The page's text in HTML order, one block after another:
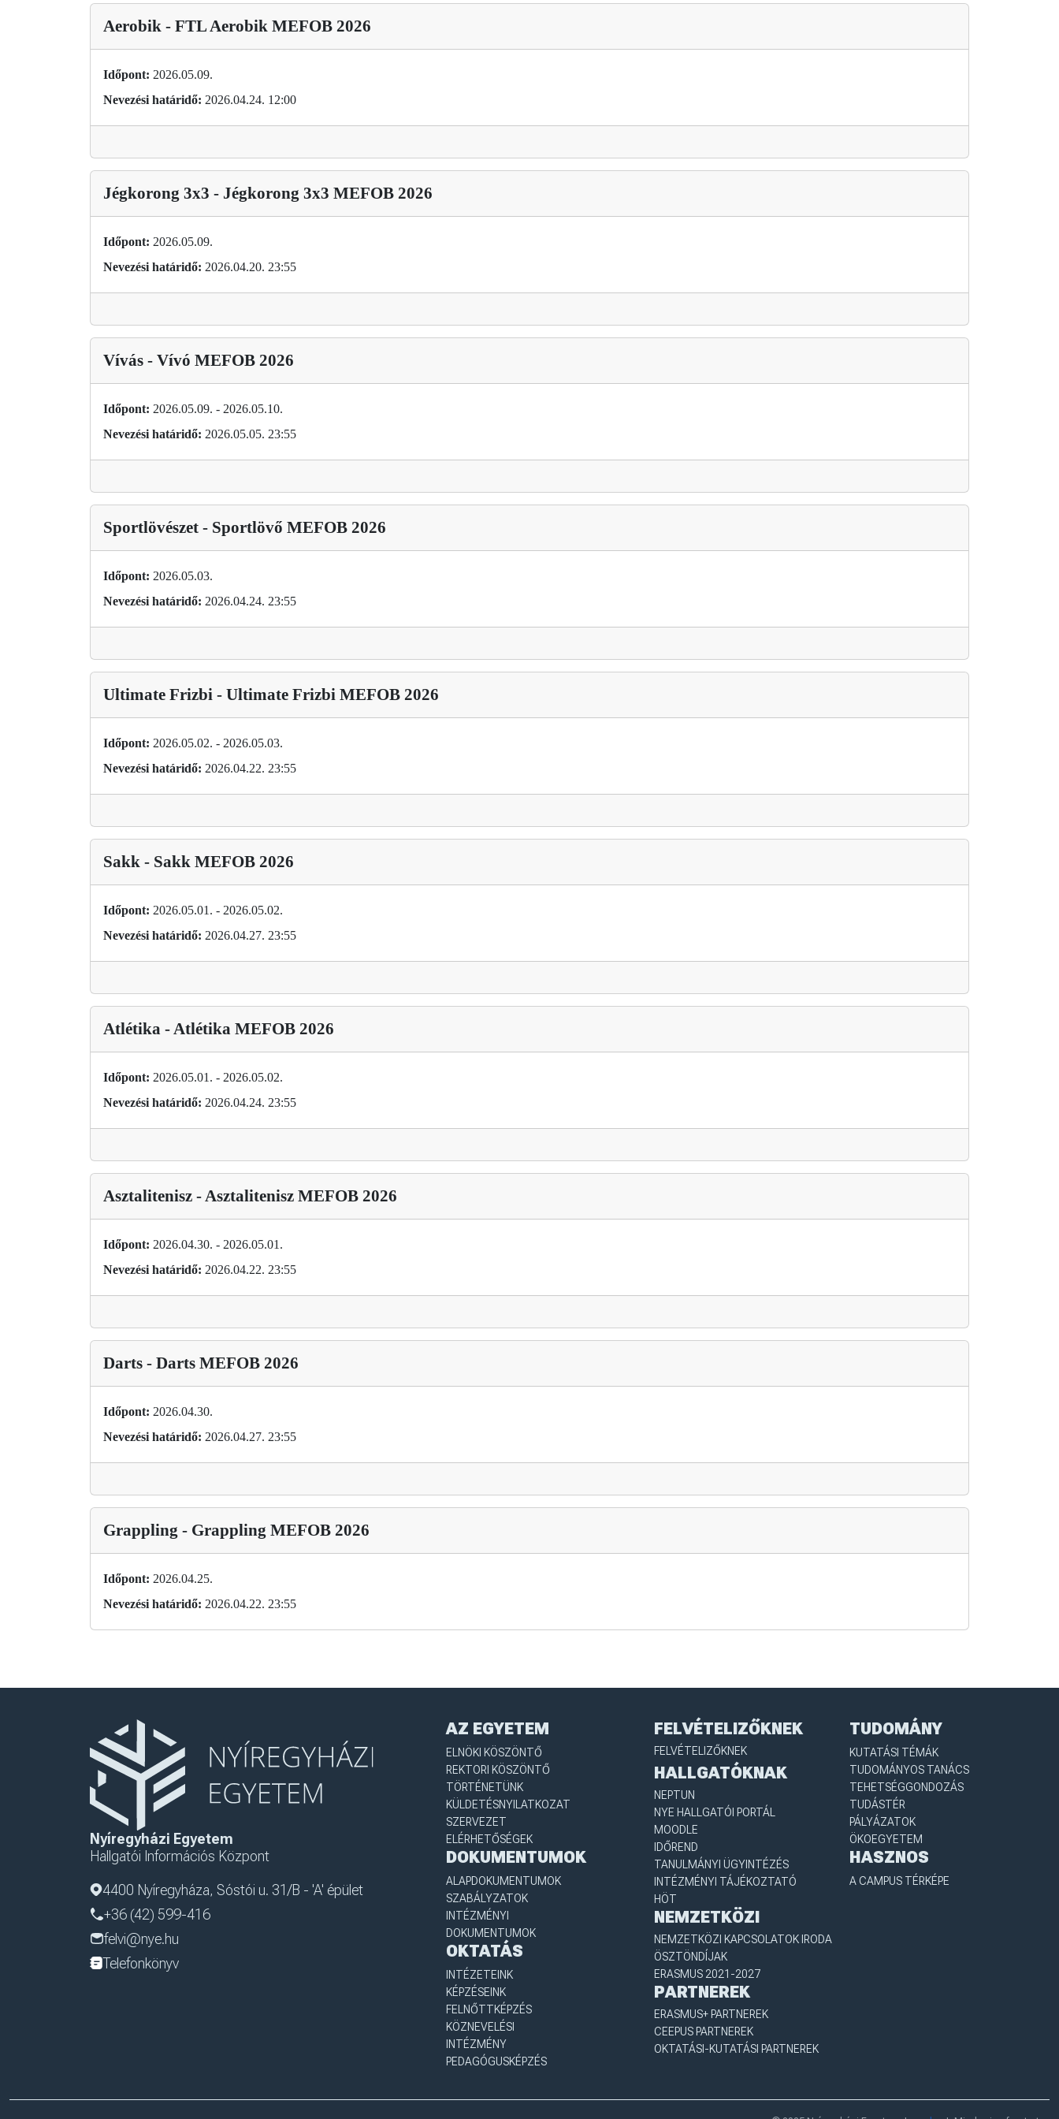
Aerobik - FTL Aerobik MEFOB 2026
Időpont: 2026.05.09.
Nevezési határidő: 2026.04.24. 12:00
Jégkorong 3x3 - Jégkorong 3x3 MEFOB 2026
Időpont: 2026.05.09.
Nevezési határidő: 2026.04.20. 23:55
Vívás - Vívó MEFOB 2026
Időpont: 2026.05.09. - 2026.05.10.
Nevezési határidő: 2026.05.05. 23:55
Sportlövészet - Sportlövő MEFOB 2026
Időpont: 2026.05.03.
Nevezési határidő: 2026.04.24. 23:55
Ultimate Frizbi - Ultimate Frizbi MEFOB 2026
Időpont: 2026.05.02. - 2026.05.03.
Nevezési határidő: 2026.04.22. 23:55
Sakk - Sakk MEFOB 2026
Időpont: 2026.05.01. - 2026.05.02.
Nevezési határidő: 2026.04.27. 23:55
Atlétika - Atlétika MEFOB 2026
Időpont: 2026.05.01. - 2026.05.02.
Nevezési határidő: 2026.04.24. 23:55
Asztalitenisz - Asztalitenisz MEFOB 2026
Időpont: 2026.04.30. - 2026.05.01.
Nevezési határidő: 2026.04.22. 23:55
Darts - Darts MEFOB 2026
Időpont: 2026.04.30.
Nevezési határidő: 2026.04.27. 23:55
Grappling - Grappling MEFOB 2026
Időpont: 2026.04.25.
Nevezési határidő: 2026.04.22. 23:55
Nyíregyházi Egyetem
Hallgatói Információs Központ
4400 Nyíregyháza, Sóstói u. 31/B - 'A' épület
+36 (42) 599-416
felvi@nye.hu
Telefonkönyv
AZ EGYETEM
ELNÖKI KÖSZÖNTŐ
REKTORI KÖSZÖNTŐ
TÖRTÉNETÜNK
KÜLDETÉSNYILATKOZAT
SZERVEZET
ELÉRHETŐSÉGEK
DOKUMENTUMOK
ALAPDOKUMENTUMOK
SZABÁLYZATOK
INTÉZMÉNYI
DOKUMENTUMOK
OKTATÁS
INTÉZETEINK
KÉPZÉSEINK
FELNŐTTKÉPZÉS
KÖZNEVELÉSI
INTÉZMÉNY
PEDAGÓGUSKÉPZÉS
FELVÉTELIZŐKNEK
FELVÉTELIZŐKNEK
HALLGATÓKNAK
NEPTUN
NYE HALLGATÓI PORTÁL
MOODLE
IDŐREND
TANULMÁNYI ÜGYINTÉZÉS
INTÉZMÉNYI TÁJÉKOZTATÓ
HÖT
NEMZETKÖZI
NEMZETKÖZI KAPCSOLATOK IRODA
ÖSZTÖNDÍJAK
ERASMUS 2021-2027
PARTNEREK
ERASMUS+ PARTNEREK
CEEPUS PARTNEREK
OKTATÁSI-KUTATÁSI PARTNEREK
TUDOMÁNY
KUTATÁSI TÉMÁK
TUDOMÁNYOS TANÁCS
TEHETSÉGGONDOZÁS
TUDÁSTÉR
PÁLYÁZATOK
ÖKOEGYETEM
HASZNOS
A CAMPUS TÉRKÉPE